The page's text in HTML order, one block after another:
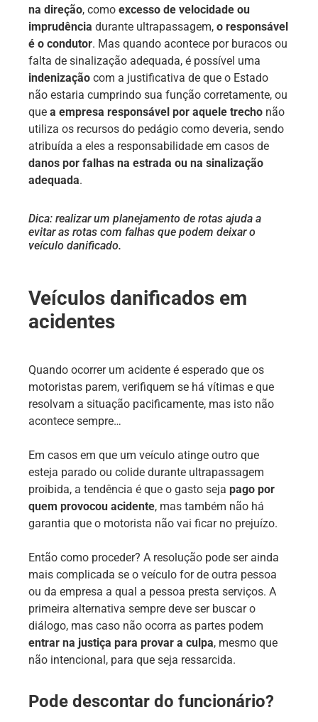
na direção, como excesso de velocidade ou
imprudência durante ultrapassagem, o responsável
é o condutor. Mas quando acontece por buracos ou
falta de sinalização adequada, é possível uma
indenização com a justificativa de que o Estado
não estaria cumprindo sua função corretamente, ou
que a empresa responsável por aquele trecho não
utiliza os recursos do pedágio como deveria, sendo
atribuída a eles a responsabilidade em casos de
danos por falhas na estrada ou na sinalização
adequada.
Dica: realizar um planejamento de rotas ajuda a
evitar as rotas com falhas que podem deixar o
veículo danificado.
Veículos danificados em
acidentes
Quando ocorrer um acidente é esperado que os
motoristas parem, verifiquem se há vítimas e que
resolvam a situação pacificamente, mas isto não
acontece sempre…
Em casos em que um veículo atinge outro que
esteja parado ou colide durante ultrapassagem
proibida, a tendência é que o gasto seja pago por
quem provocou acidente, mas também não há
garantia que o motorista não vai ficar no prejuízo.
Então como proceder? A resolução pode ser ainda
mais complicada se o veículo for de outra pessoa
ou da empresa a qual a pessoa presta serviços. A
primeira alternativa sempre deve ser buscar o
diálogo, mas caso não ocorra as partes podem
entrar na justiça para provar a culpa, mesmo que
não intencional, para que seja ressarcida.
Pode descontar do funcionário?